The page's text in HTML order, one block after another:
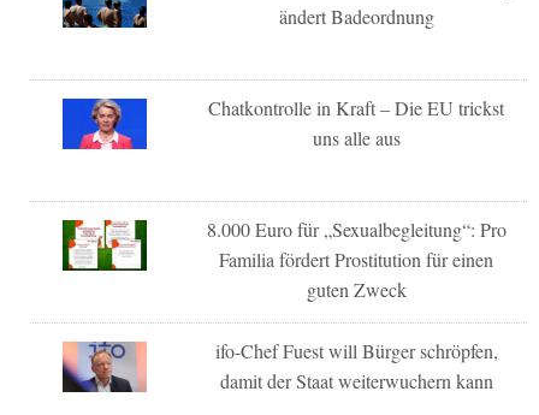
ändert Badeordnung
Chatkontrolle in Kraft – Die EU trickst
uns alle aus
8.000 Euro für „Sexualbegleitung“: Pro
Familia fördert Prostitution für einen
guten Zweck
ifo-Chef Fuest will Bürger schröpfen,
damit der Staat weiterwuchern kann